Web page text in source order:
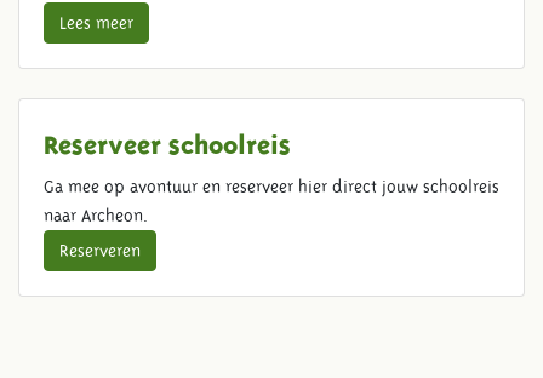
Lees meer
Reserveer schoolreis
Ga mee op avontuur en reserveer hier direct jouw schoolreis
naar Archeon.
Reserveren